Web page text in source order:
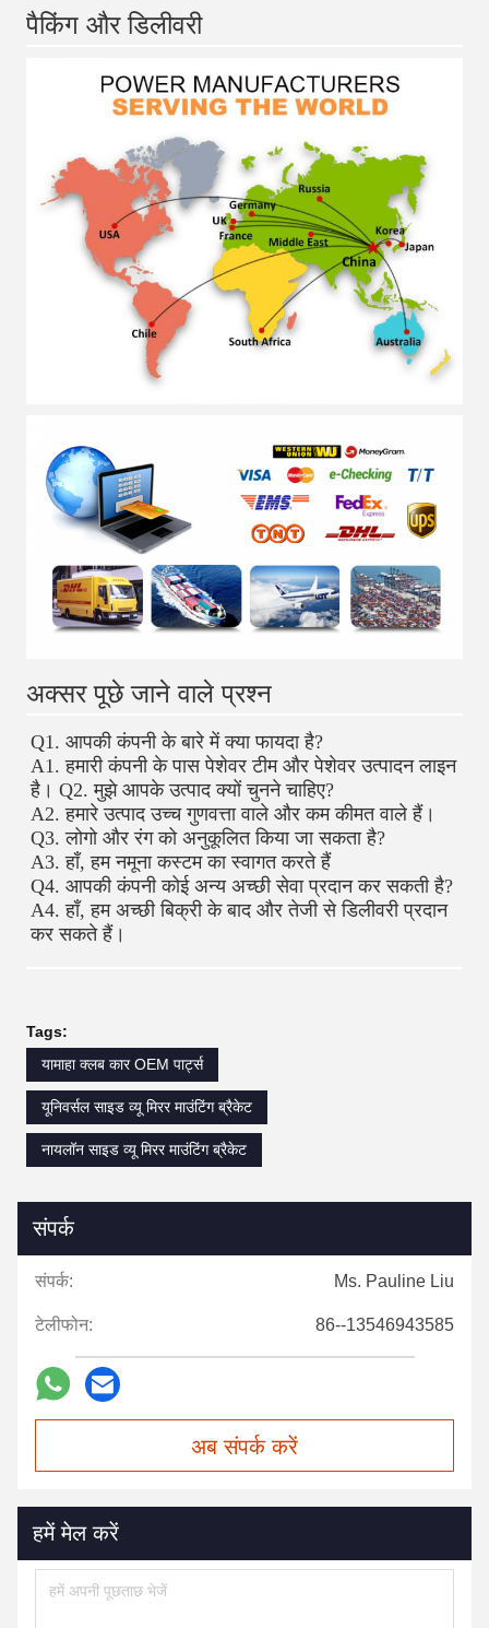
पैकिंग और डिलीवरी
अक्सर पूछे जाने वाले प्रश्न
Q1. आपकी कंपनी के बारे में क्या फायदा है?
A1. हमारी कंपनी के पास पेशेवर टीम और पेशेवर उत्पादन लाइन
है। Q2. मुझे आपके उत्पाद क्यों चुनने चाहिए?
A2. हमारे उत्पाद उच्च गुणवत्ता वाले और कम कीमत वाले हैं।
Q3. लोगो और रंग को अनुकूलित किया जा सकता है?
A3. हाँ, हम नमूना कस्टम का स्वागत करते हैं
Q4. आपकी कंपनी कोई अन्य अच्छी सेवा प्रदान कर सकती है?
A4. हाँ, हम अच्छी बिक्री के बाद और तेजी से डिलीवरी प्रदान
कर सकते हैं।
Tags:
यामाहा क्लब कार OEM पार्ट्स
यूनिवर्सल साइड व्यू मिरर माउंटिंग ब्रैकेट
नायलॉन साइड व्यू मिरर माउंटिंग ब्रैकेट
संपर्क
संपर्क: Ms. Pauline Liu
टेलीफोन: 86--13546943585
अब संपर्क करें
हमें मेल करें